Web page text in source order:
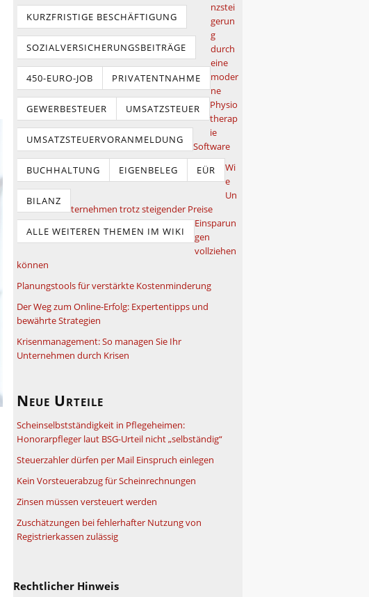
KURZFRISTIGE BESCHÄFTIGUNG
SOZIALVERSICHERUNGSBEITRÄGE
450-EURO-JOB PRIVATENTNAHME
GEWERBESTEUER UMSATZSTEUER
UMSATZSTEUERVORANMELDUNG
BUCHHALTUNG EIGENBELEG EÜR
BILANZ
ALLE WEITEREN THEMEN IM WIKI
nzstei
gerun
g
durch
eine
moder
ne
Physio
therap
ie
Software
Wi
e
Un
ternehmen trotz steigender Preise
Einsparun
gen
vollziehen
können
Planungstools für verstärkte Kostenminderung
Der Weg zum Online-Erfolg: Expertentipps und
bewährte Strategien
Krisenmanagement: So managen Sie Ihr
Unternehmen durch Krisen
Neue Urteile
Scheinselbstständigkeit in Pflegeheimen:
Honorarpfleger laut BSG-Urteil nicht „selbständig“
Steuerzahler dürfen per Mail Einspruch einlegen
Kein Vorsteuerabzug für Scheinrechnungen
Zinsen müssen versteuert werden
Zuschätzungen bei fehlerhafter Nutzung von
Registrierkassen zulässig
Rechtlicher Hinweis